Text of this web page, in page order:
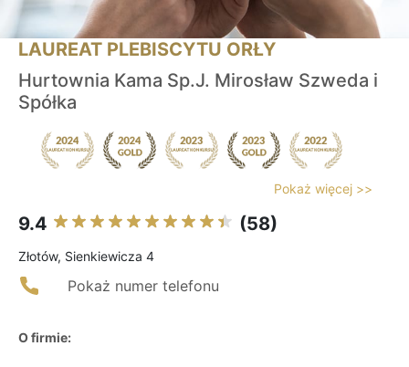
LAUREAT PLEBISCYTU ORŁY
Hurtownia Kama Sp.J. Mirosław Szweda i
Spółka
Pokaż więcej >>
9.4 (58)
Złotów, Sienkiewicza 4
Pokaż numer telefonu
O firmie: